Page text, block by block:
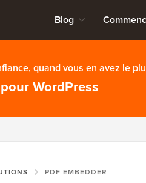
Blog
quand vous en avez le
WordPress
PDF EMBEDDER